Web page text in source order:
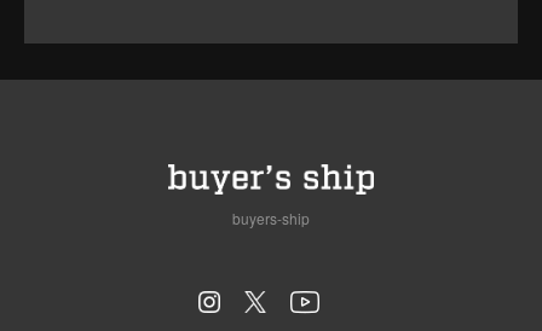
buyers-ship